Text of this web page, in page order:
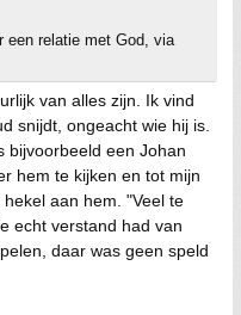
een relatie met God, via
van alles zijn. Ik vind
snijdt, ongeacht wie hij is.
bijvoorbeeld een Johan
hem te kijken en tot mijn
aan hem. "Veel te
echt verstand had van
daar was geen speld